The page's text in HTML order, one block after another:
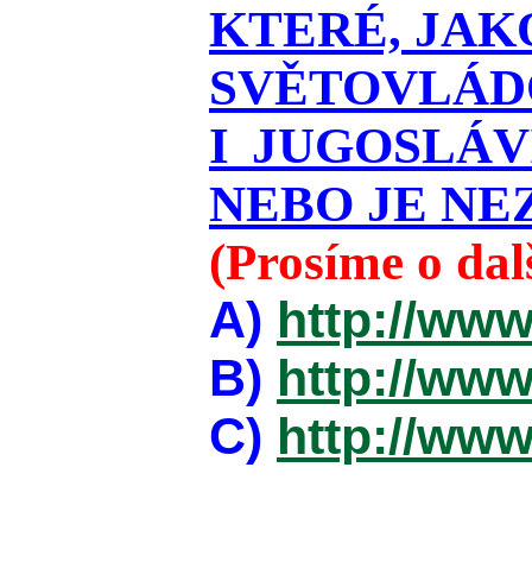
KTERÉ,
I
NEBO JE
(Prosíme o
A) http://
B) http://
C) http://